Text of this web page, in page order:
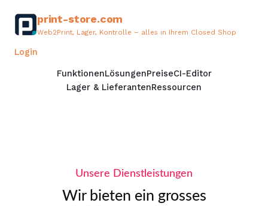
print-store.com
Web2Print, Lager, Kontrolle – alles in Ihrem Closed Shop
FunktionenLösungenPreiseCI-Editor
Lager & LieferantenRessourcen
Login
Unsere Dienstleistungen
Wir bieten ein grosses